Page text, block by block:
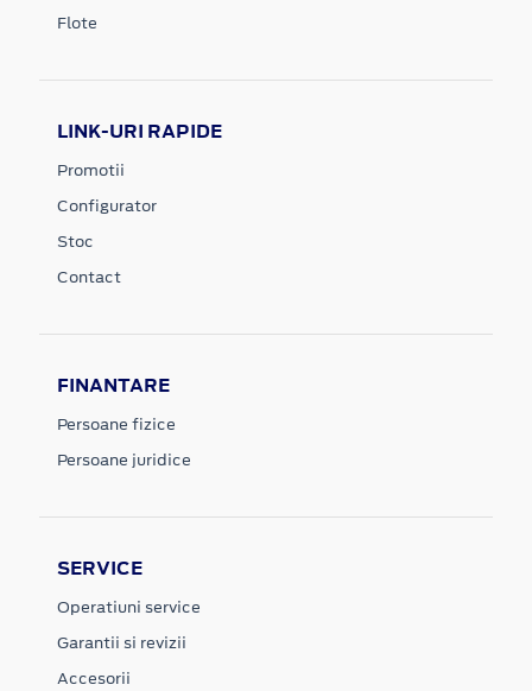
Flote
LINK-URI RAPIDE
Promotii
Configurator
Stoc
Contact
FINANTARE
Persoane fizice
Persoane juridice
SERVICE
Operatiuni service
Garantii si revizii
Accesorii